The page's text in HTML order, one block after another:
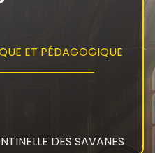
ET PÉDAGOGIQUE
DES SAVANES